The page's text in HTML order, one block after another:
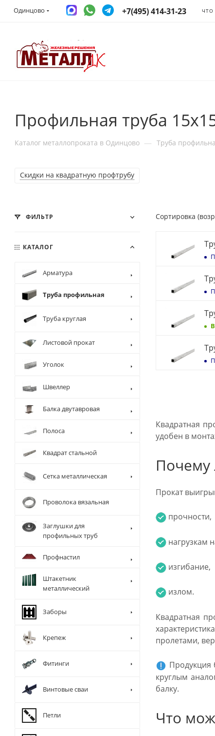
Одинцово +7(495) 414-31-23 ЧТО
Профильная труба
Каталог металлопроката в Одинцово — Труба
Скидки на квадратную профтрубу
Сортировка
Квадратная
удобен в
Почему
Прокат
прочности,
нагрузкам
изгибание,
излом.
Квадратная
пролетами,
Продукция
круглым
балку.
Что
ФИЛЬТР
КАТАЛОГ
Арматура
Труба профильная
Труба круглая
Листовой прокат
Уголок
Швеллер
Балка двутавровая
Полоса
Квадрат стальной
Сетка металлическая
Проволока вязальная
Заглушки для
профильных труб
Профнастил
Штакетник
металлический
Заборы
Крепеж
Фитинги
Винтовые сваи
Петли